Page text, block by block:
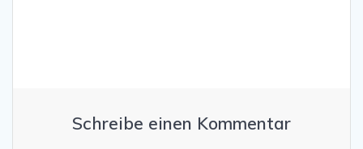
Schreibe einen Kommentar